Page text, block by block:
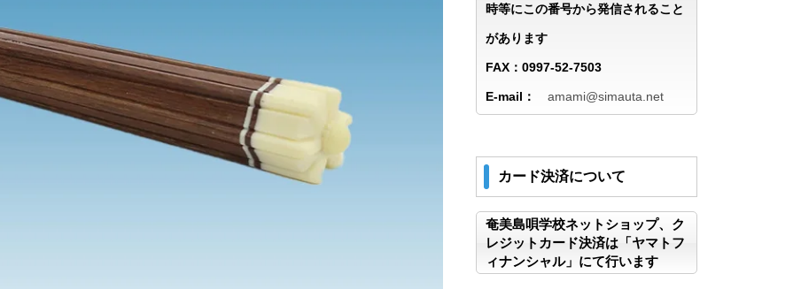
時等にこの番号から発信されること
があります
FAX：0997-52-7503
E-mail： amami@simauta.net
カード決済について
奄美島唄学校ネットショップ、ク
レジットカード決済は「ヤマトフ
ィナンシャル」にて行います